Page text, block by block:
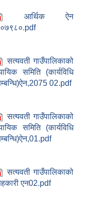
आर्थिक ऐन
सत्यवती गाउँपालिकाको
समिति (कार्यविधि
02.pdf
सत्यवती गाउँपालिकाको
समिति (कार्यविधि
सत्यवती गाउँपालिकाको
एन02.pdf